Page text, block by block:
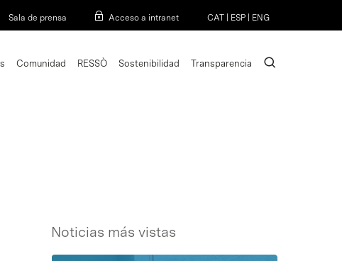
Sala de prensa Acceso a intranet CAT ESP ENG
Comunidad RESSÒ Sostenibilidad Transparencia search
Noticias más vistas